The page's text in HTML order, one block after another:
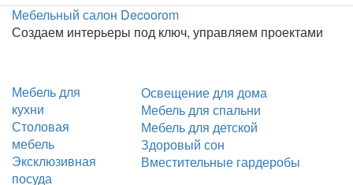
Мебельный салон Decoorom
Создаем интерьеры под ключ, управляем проектами
Мебель для
кухни
Столовая
мебель
Эксклюзивная
посуда
Освещение для дома
Мебель для спальни
Мебель для детской
Здоровый сон
Вместительные гардеробы